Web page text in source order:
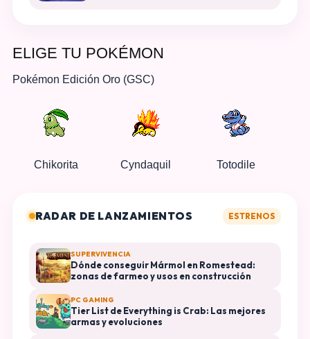
ELIGE TU POKÉMON
Pokémon Edición Oro (GSC)
Chikorita Cyndaquil Totodile
RADAR DE LANZAMIENTOS ESTRENOS
SUPERVIVENCIA
Dónde conseguir Mármol en Romestead:
zonas de farmeo y usos en construcción
PC GAMING
Tier List de Everything is Crab: Las mejores
armas y evoluciones